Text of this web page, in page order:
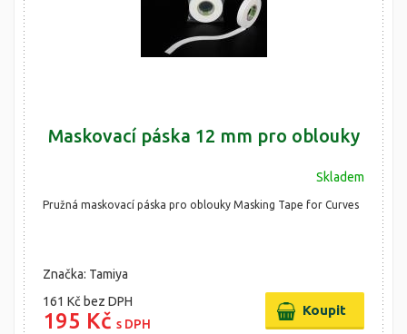
Maskovací páska 12 mm pro oblouky
Skladem
Pružná maskovací páska pro oblouky Masking Tape for Curves
Značka: Tamiya
161 Kč bez DPH
195 Kč s DPH